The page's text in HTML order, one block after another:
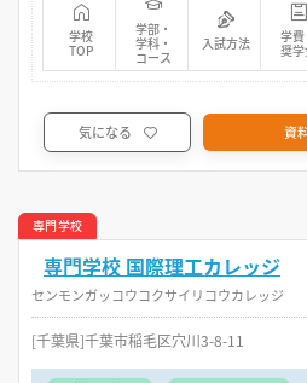
学校
TOP
学部・
学科・
コース
入試方法
学費
奨
気になる 資
専門学校
専門学校 国際理工カレッジ
センモンガッコウコクサイリコウカレッジ
[千葉県]千葉市稲毛区穴川3-8-11